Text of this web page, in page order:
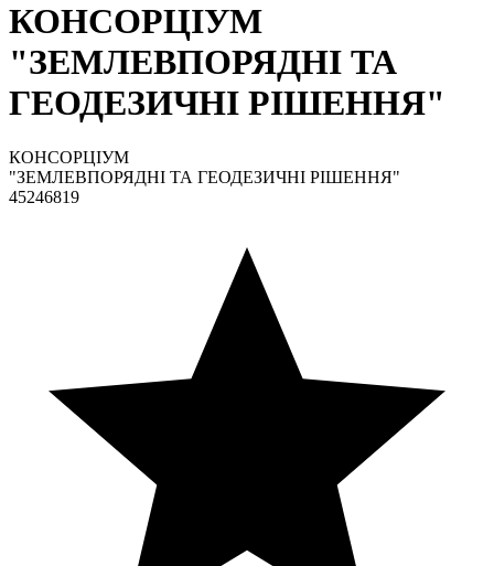
КОНСОРЦІУМ
"ЗЕМЛЕВПОРЯДНІ ТА
ГЕОДЕЗИЧНІ РІШЕННЯ"
КОНСОРЦІУМ
"ЗЕМЛЕВПОРЯДНІ ТА ГЕОДЕЗИЧНІ РІШЕННЯ"
45246819